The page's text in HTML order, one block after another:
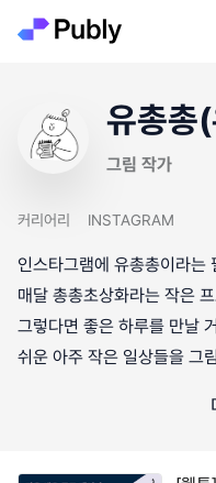
유총총
그림 작가
커리어리 INSTAGRAM
인스타그램에 유총총이라는
매달 총총초상화라는 작은
그렇다면 좋은 하루를 만날
쉬운 아주 작은 일상들을 그